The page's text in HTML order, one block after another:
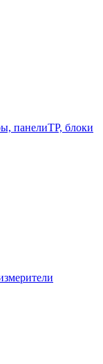
панелиTP, блоки